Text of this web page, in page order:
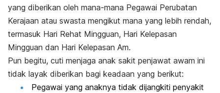
yang diberikan oleh mana-mana Pegawai Perubatan
Kerajaan atau swasta mengikut mana yang lebih rendah,
termasuk Hari Rehat Mingguan, Hari Kelepasan
Mingguan dan Hari Kelepasan Am.
Pun begitu, cuti menjaga anak sakit penjawat awam ini
tidak layak diberikan bagi keadaan yang berikut:
Pegawai yang anaknya tidak dijangkiti penyakit